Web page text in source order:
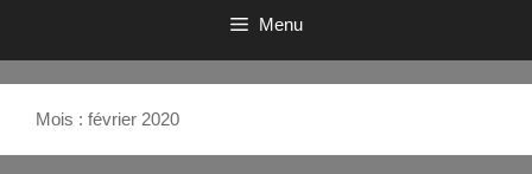
Menu
Mois : février 2020